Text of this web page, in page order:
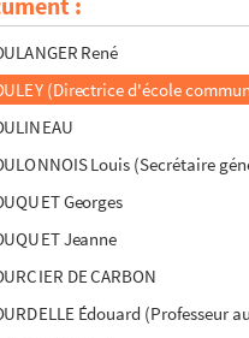
Hélène (Darnétal)
René
(Directrice d'école
Louis (Secrétaire
Georges
Jeanne
DE CARBON
Édouard